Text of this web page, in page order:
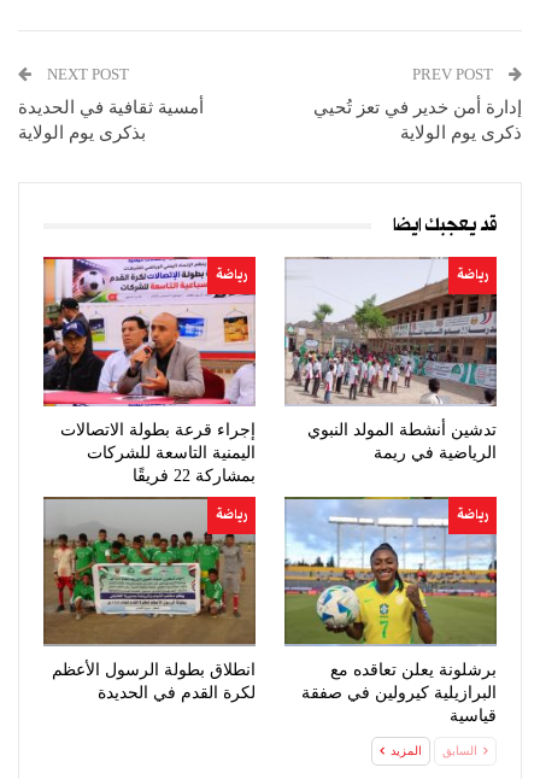
إدارة أمن خدير في تعز تُحيي
ذكرى يوم الولاية
NEXT POST
أمسية ثقافية في الحديدة
بذكرى يوم الولاية
قد يعجبك ايضا
رياضة
تدشين أنشطة المولد النبوي
الرياضية في ريمة
رياضة
إجراء قرعة بطولة الاتصالات
اليمنية التاسعة للشركات
بمشاركة 22 فريقًا
رياضة
برشلونة يعلن تعاقده مع
البرازيلية كيرولين في صفقة
قياسية
رياضة
انطلاق بطولة الرسول الأعظم
لكرة القدم في الحديدة
السابق المزيد